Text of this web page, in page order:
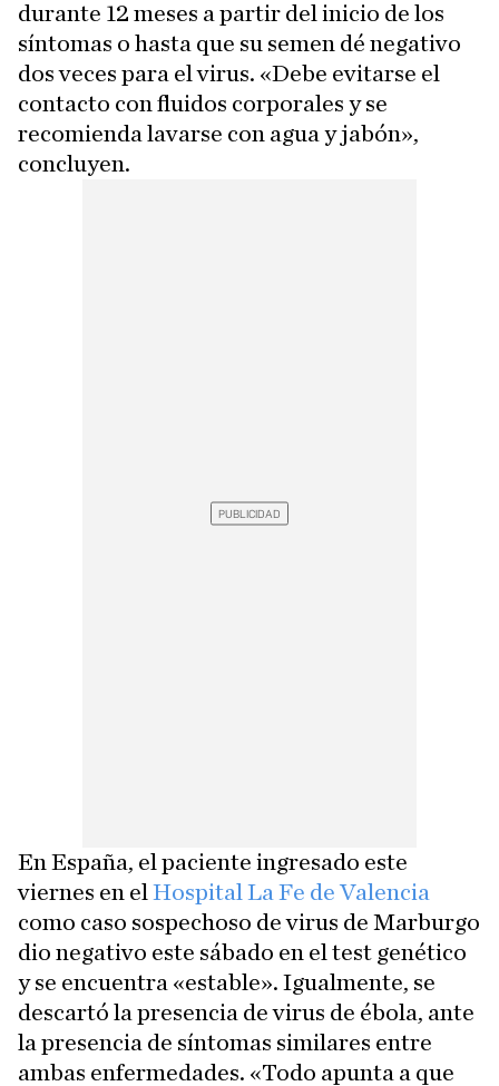
durante 12 meses a partir del inicio de los
síntomas o hasta que su semen dé negativo
dos veces para el virus. «Debe evitarse el
contacto con fluidos corporales y se
recomienda lavarse con agua y jabón»,
concluyen.
En España, el paciente ingresado este
viernes en el Hospital La Fe de Valencia
como caso sospechoso de virus de Marburgo
dio negativo este sábado en el test genético
y se encuentra «estable». Igualmente, se
descartó la presencia de virus de ébola, ante
la presencia de síntomas similares entre
ambas enfermedades. «Todo apunta a que